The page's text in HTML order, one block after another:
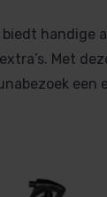
handige
Met